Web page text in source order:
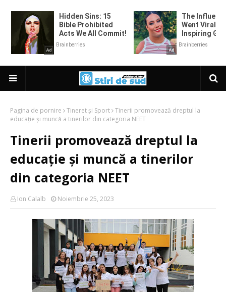
Pagina de pornire Tineret și Sport Tinerii promovează dreptul la
educație și muncă a tinerilor din categoria NEET
Tinerii promovează dreptul la
educație și muncă a tinerilor
din categoria NEET
Ion Calalb Noiembrie 25, 2023